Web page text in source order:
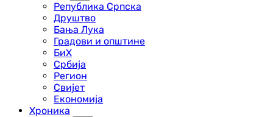
Република Српска
Друштво
Бања Лука
Градови и општине
БиХ
Србија
Регион
Свијет
Економија
Хроника